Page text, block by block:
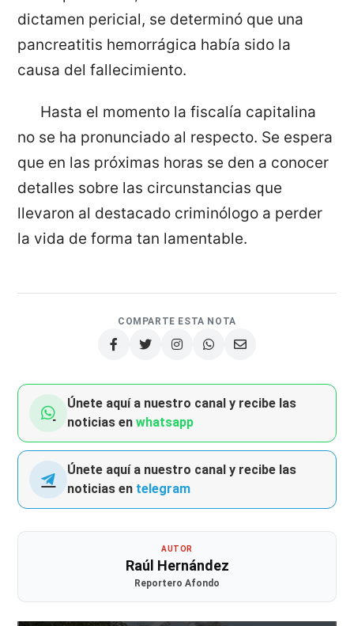
dictamen pericial, se determinó que una
pancreatitis hemorrágica había sido la
causa del fallecimiento.
Hasta el momento la fiscalía capitalina
no se ha pronunciado al respecto. Se espera
que en las próximas horas se den a conocer
detalles sobre las circunstancias que
llevaron al destacado criminólogo a perder
la vida de forma tan lamentable.
COMPARTE ESTA NOTA
Únete aquí a nuestro canal y recibe las
noticias enwhatsapp
Únete aquí a nuestro canal y recibe las
noticias en telegram
AUTOR
Raúl Hernández
Reportero Afondo